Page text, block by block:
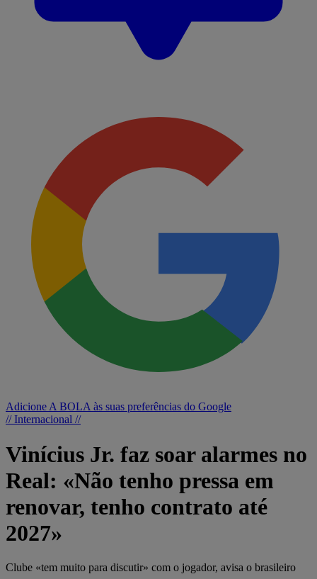
Adicione A BOLA às suas preferências do Google
// Internacional //
Vinícius Jr. faz soar alarmes no
Real: «Não tenho pressa em
renovar, tenho contrato até
2027»
Clube «tem muito para discutir» com o jogador, avisa o brasileiro